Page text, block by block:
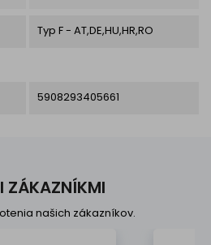
Typ F - AT,DE,HU,HR,RO
5908293405661
ZÁKAZNÍKMI
našich zákazníkov.